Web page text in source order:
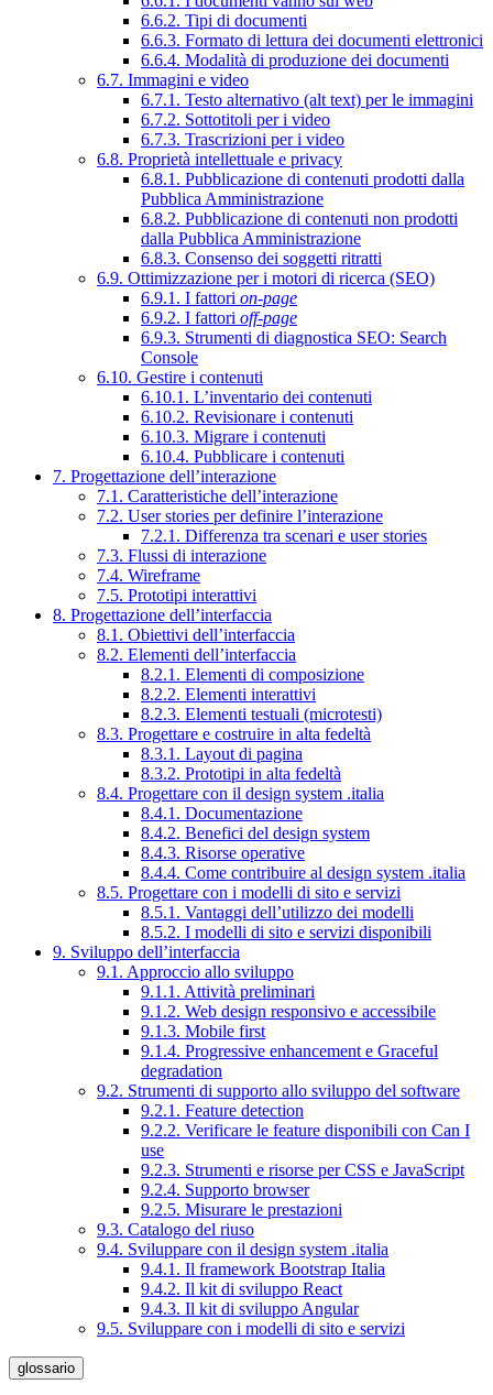
6.6.2. Tipi di documenti
6.6.3. Formato di lettura dei documenti elettronici
6.6.4. Modalità di produzione dei documenti
6.7. Immagini e video
6.7.1. Testo alternativo (alt text) per le immagini
6.7.2. Sottotitoli per i video
6.7.3. Trascrizioni per i video
6.8. Proprietà intellettuale e privacy
6.8.1. Pubblicazione di contenuti prodotti dalla
Pubblica Amministrazione
6.8.2. Pubblicazione di contenuti non prodotti
dalla Pubblica Amministrazione
6.8.3. Consenso dei soggetti ritratti
6.9. Ottimizzazione per i motori di ricerca (SEO)
6.9.1. I fattori on-page
6.9.2. I fattori off-page
6.9.3. Strumenti di diagnostica SEO: Search
Console
6.10. Gestire i contenuti
6.10.1. L’inventario dei contenuti
6.10.2. Revisionare i contenuti
6.10.3. Migrare i contenuti
6.10.4. Pubblicare i contenuti
7. Progettazione dell’interazione
7.1. Caratteristiche dell’interazione
7.2. User stories per definire l’interazione
7.2.1. Differenza tra scenari e user stories
7.3. Flussi di interazione
7.4. Wireframe
7.5. Prototipi interattivi
8. Progettazione dell’interfaccia
8.1. Obiettivi dell’interfaccia
8.2. Elementi dell’interfaccia
8.2.1. Elementi di composizione
8.2.2. Elementi interattivi
8.2.3. Elementi testuali (microtesti)
8.3. Progettare e costruire in alta fedeltà
8.3.1. Layout di pagina
8.3.2. Prototipi in alta fedeltà
8.4. Progettare con il design system .italia
8.4.1. Documentazione
8.4.2. Benefici del design system
8.4.3. Risorse operative
8.4.4. Come contribuire al design system .italia
8.5. Progettare con i modelli di sito e servizi
8.5.1. Vantaggi dell’utilizzo dei modelli
8.5.2. I modelli di sito e servizi disponibili
9. Sviluppo dell’interfaccia
9.1. Approccio allo sviluppo
9.1.1. Attività preliminari
9.1.2. Web design responsivo e accessibile
9.1.3. Mobile first
9.1.4. Progressive enhancement e Graceful
degradation
9.2. Strumenti di supporto allo sviluppo del software
9.2.1. Feature detection
9.2.2. Verificare le feature disponibili con Can I
use
9.2.3. Strumenti e risorse per CSS e JavaScript
9.2.4. Supporto browser
9.2.5. Misurare le prestazioni
9.3. Catalogo del riuso
9.4. Sviluppare con il design system .italia
9.4.1. Il framework Bootstrap Italia
9.4.2. Il kit di sviluppo React
9.4.3. Il kit di sviluppo Angular
9.5. Sviluppare con i modelli di sito e servizi
glossario